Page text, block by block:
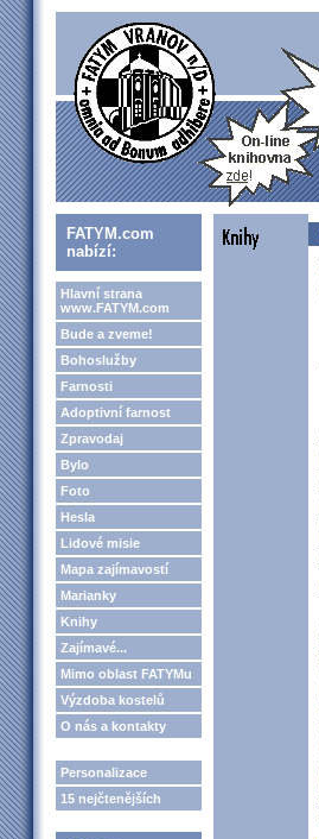
FATYM.com
nabízí:
Hlavní strana
www.FATYM.com
Bude a zveme!
Bohoslužby
Farnosti
Adoptivní farnost
Zpravodaj
Bylo
Foto
Hesla
Lidové misie
Mapa zajímavostí
Marianky
Knihy
Zajímavé...
Mimo oblast FATYMu
Výzdoba kostelů
O nás a kontakty
Personalizace
15 nejčtenějších